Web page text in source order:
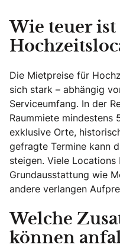
Wie teuer ist
Die Mietpreise für
sich stark – abhängig
Serviceumfang. In der
Raummiete mindestens
exklusive Orte,
gefragte Termine kann
steigen. Viele
Grundausstattung wie
andere verlangen
Welche
können